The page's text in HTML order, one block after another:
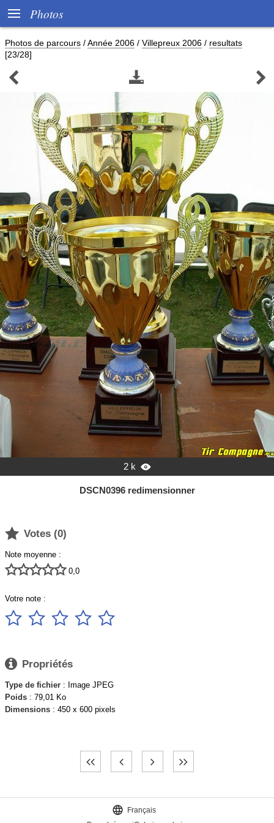
 Photos
Photos de parcours /Année 2006 / Villepreux 2006 / resultats
[23/28]
  
2 k 
DSCN0396 redimensionner
 Votes (0)
Note moyenne :
 0,0
Votre note :
    
 Propriétés
Type de fichier : Image JPEG
Poids : 79,01 Ko
Dimensions : 450 x 600 pixels

Français